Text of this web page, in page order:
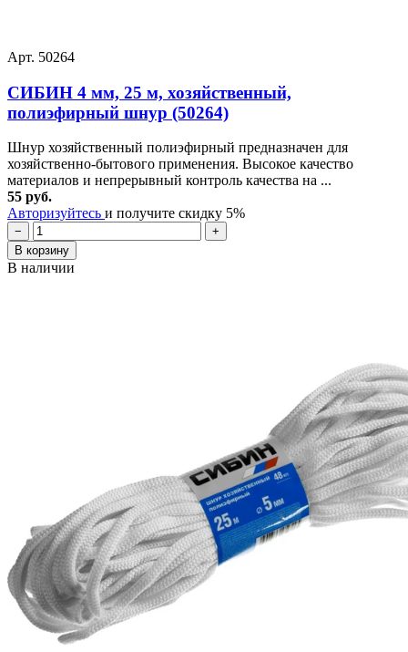
Арт. 50264
СИБИН 4 мм, 25 м, хозяйственный,
полиэфирный шнур (50264)
Шнур хозяйственный полиэфирный предназначен для
хозяйственно-бытового применения. Высокое качество
материалов и непрерывный контроль качества на ...
55 руб.
Авторизуйтесь и получите скидку 5%
−
+
В корзину
В наличии